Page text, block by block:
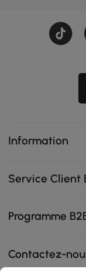
Information
Service Client
Programme
Contactez-